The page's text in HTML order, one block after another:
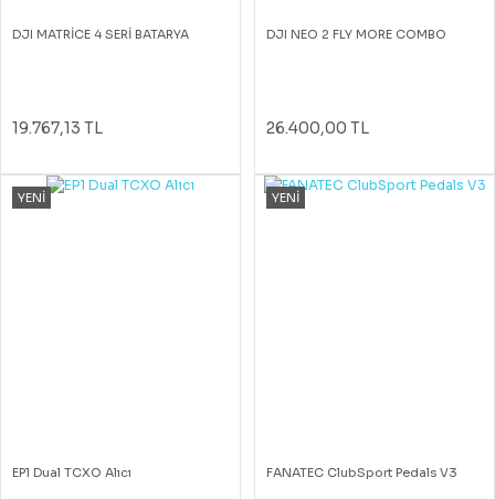
DJI MATRİCE 4 SERİ BATARYA
19.767,13 TL
DJI NEO 2 FLY MORE COMBO
26.400,00 TL
YENİ
EP1 Dual TCXO Alıcı
YENİ
FANATEC ClubSport Pedals V3